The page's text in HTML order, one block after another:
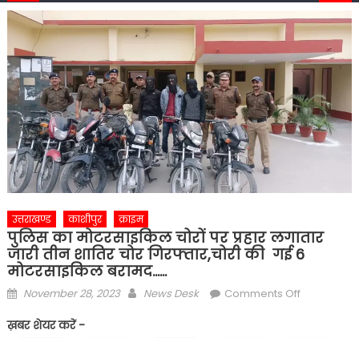
उत्तराखण्ड काशीपुर क्राइम
पुलिस का मोटरसाइकिल चोरों पर प्रहार लगातार
जारी तीन शातिर चोर गिरफ्तार,चोरी की गई 6
मोटरसाइकिल बरामद……
Posted
November 28, 2023 Author
News Desk Comments Offon
ख़बर शेयर करें -